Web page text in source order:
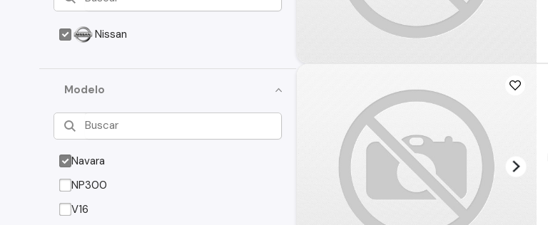
Nissan
Modelo
Navara
NP300
V16